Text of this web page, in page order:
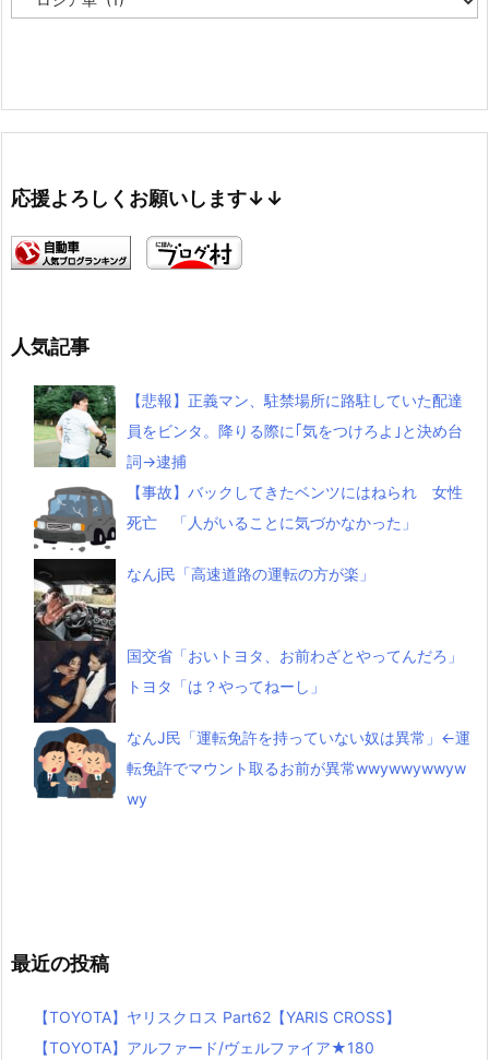
テ
応援よろしくお願いします↓↓
人気記事
【悲報】正義マン、駐禁場所に路駐していた配達
員をビンタ。降りる際に｢気をつけろよ｣と決め台
詞→逮捕
【事故】バックしてきたベンツにはねられ 女性
死亡 「人がいることに気づかなかった」
なんj民「高速道路の運転の方が楽」
国交省「おいトヨタ、お前わざとやってんだろ」
トヨタ「は？やってねーし」
なんJ民「運転免許を持っていない奴は異常」←運
転免許でマウント取るお前が異常wwywwywwyw
wy
最近の投稿
【TOYOTA】ヤリスクロス Part62【YARIS CROSS】
【TOYOTA】アルファード/ヴェルファイア★180